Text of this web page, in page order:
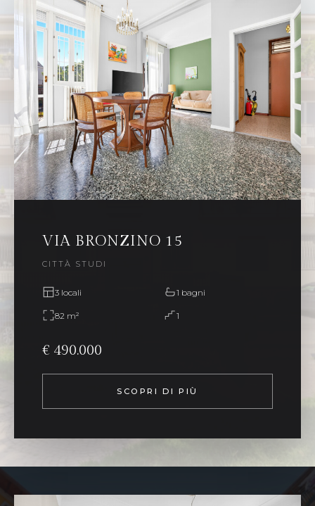
VIA BRONZINO 15
CITTÀ STUDI
3 locali 1 bagni
82 m² 1
€ 490.000
SCOPRI DI PIÙ